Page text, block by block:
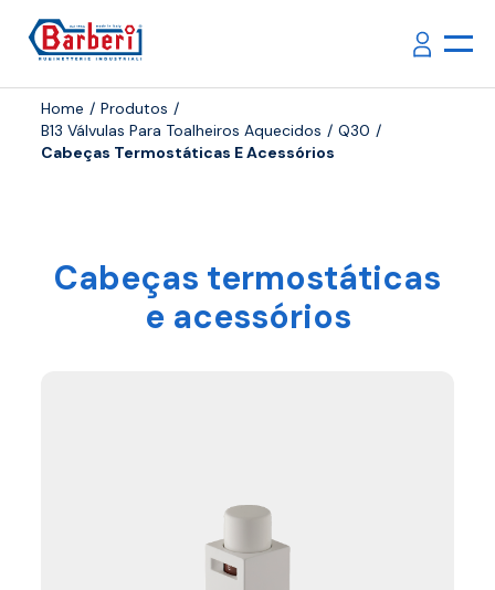
Home
Produtos
B13 Válvulas Para Toalheiros Aquecidos
Q30
Cabeças Termostáticas E Acessórios
Cabeças termostáticas
e acessórios